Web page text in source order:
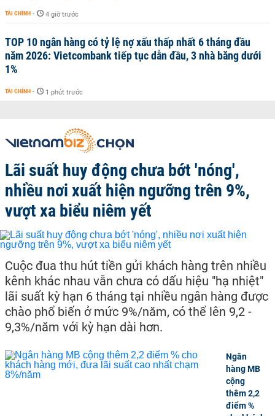
TÀI CHÍNH - 4 giờ trước
TOP 10 ngân hàng có tỷ lệ nợ xấu thấp nhất 6 tháng đầu
năm 2026: Vietcombank tiếp tục dẫn đầu, 3 nhà băng dưới
1%
TÀI CHÍNH - 1 phút trước
Lãi suất huy động chưa bớt 'nóng',
nhiều nơi xuất hiện ngưỡng trên 9%,
vượt xa biểu niêm yết
Cuộc đua thu hút tiền gửi khách hàng trên nhiều
kênh khác nhau vẫn chưa có dấu hiệu "hạ nhiệt"
lãi suất kỳ hạn 6 tháng tại nhiều ngân hàng được
chào phổ biến ở mức 9%/năm, có thể lên 9,2 -
9,3%/năm với kỳ hạn dài hơn.
Ngân
hàng MB
cộng
thêm 2,2
điểm %